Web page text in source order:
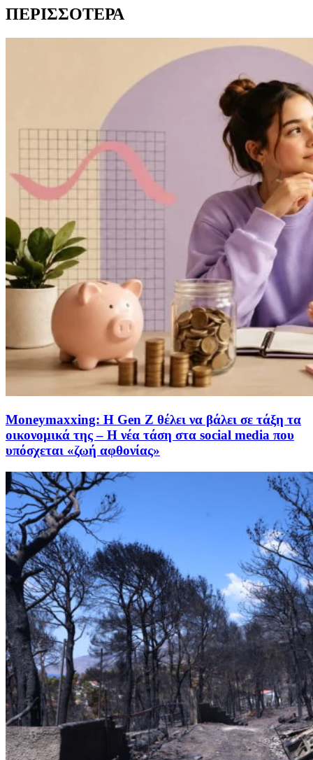
ΠΕΡΙΣΣΟΤΕΡΑ
Moneymaxxing: Η Gen Z θέλει να βάλει σε τάξη τα
οικονομικά της – Η νέα τάση στα social media που
υπόσχεται «ζωή αφθονίας»